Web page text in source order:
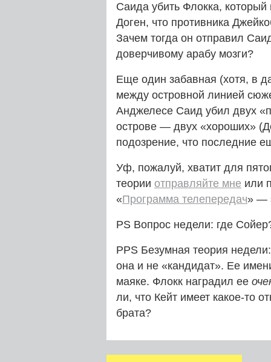
Саида убить Флокка,
Доген, что противника
Зачем тогда он отправил
доверчивому арабу мозги?
Еще один забавная (хотя, в
между островной линией
Анджелесе Саид убил двух
острове — двух «хороших»
подозрение, что последние
Уф, пожалуй, хватит для
теории отправляйте мне или
«Программа телепередач» —
PS Вопрос недели: где
PPS Безумная теория
она и не «кандидат». Ее
маяке. Флокк наградил ее
ли, что Кейт имеет какое-то
брата?